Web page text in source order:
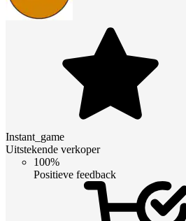
Instant_game
Uitstekende verkoper
100%
Positieve feedback